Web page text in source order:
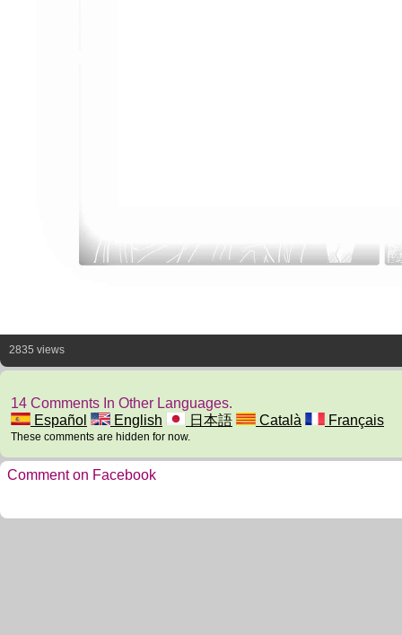
2835 views
14 Comments In Other Languages.
Español
English 日本語 Català Français
These comments are hidden for now.
Comment on Facebook